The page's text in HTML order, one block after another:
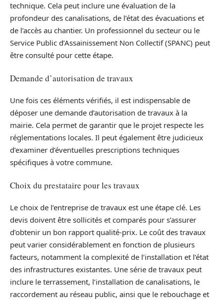
technique. Cela peut inclure une évaluation de la
profondeur des canalisations, de l’état des évacuations et
de l’accès au chantier. Un professionnel du secteur ou le
Service Public d’Assainissement Non Collectif (SPANC) peut
être consulté pour cette étape.
Demande d’autorisation de travaux
Une fois ces éléments vérifiés, il est indispensable de
déposer une demande d’autorisation de travaux à la
mairie. Cela permet de garantir que le projet respecte les
réglementations locales. Il peut également être judicieux
d’examiner d’éventuelles prescriptions techniques
spécifiques à votre commune.
Choix du prestataire pour les travaux
Le choix de l’entreprise de travaux est une étape clé. Les
devis doivent être sollicités et comparés pour s’assurer
d’obtenir un bon rapport qualité-prix. Le coût des travaux
peut varier considérablement en fonction de plusieurs
facteurs, notamment la complexité de l’installation et l’état
des infrastructures existantes. Une série de travaux peut
inclure le terrassement, l’installation de canalisations, le
raccordement au réseau public, ainsi que le rebouchage et